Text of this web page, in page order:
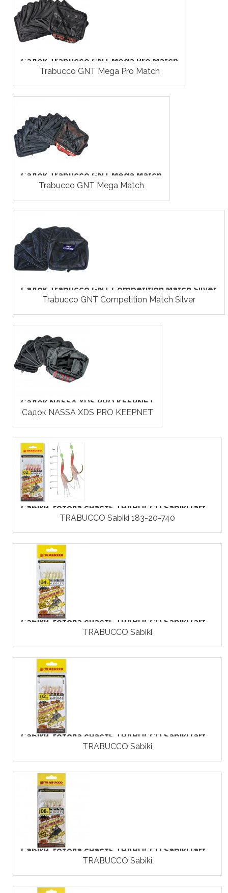
Садок Trabucco GNT Mega Pro Match
Trabucco GNT Mega Pro Match
Садок Trabucco GNT Mega Match
Trabucco GNT Mega Match
Садок Trabucco GNT Competition Match Silver
Trabucco GNT Competition Match Silver
Садок NASSA XDS PRO KEEPNET
Садок NASSA XDS PRO KEEPNET
Сабіки, готова снасть TRABUCCO Sabiki (art....
TRABUCCO Sabiki 183-20-740
Сабіки, готова снасть TRABUCCO Sabiki (art....
TRABUCCO Sabiki
Сабіки, готова снасть TRABUCCO Sabiki (art....
TRABUCCO Sabiki
Сабіки, готова снасть TRABUCCO Sabiki (art....
TRABUCCO Sabiki